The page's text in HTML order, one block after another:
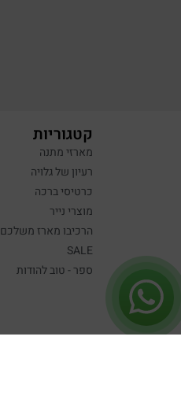
קטגוריות
מארזי מתנה
רעיון של גלויה
כרטיסי ברכה
מוצרי נייר
הרכיבו מארז משלכם
SALE
ספר - טוב להודות